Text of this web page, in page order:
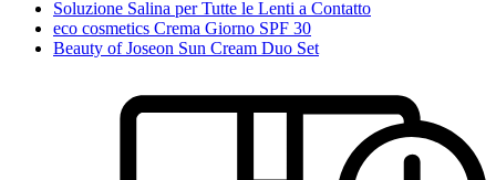
Soluzione Salina per Tutte le Lenti a Contatto
eco cosmetics Crema Giorno SPF 30
Beauty of Joseon Sun Cream Duo Set